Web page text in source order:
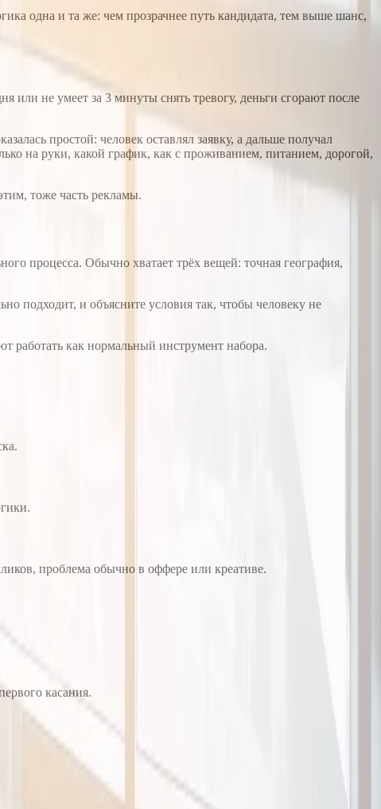
одна и та же: чем прозрачнее путь кандидата, тем выше шанс,
или не умеет за 3 минуты снять тревогу, деньги сгорают после
простой: человек оставлял заявку, а дальше получал
на руки, какой график, как с проживанием, питанием, дорогой,
тоже часть рекламы.
процесса. Обычно хватает трёх вещей: точная география,
подходит, и объясните условия так, чтобы человеку не
работать как нормальный инструмент набора.
проблема обычно в оффере или креативе.
касания.